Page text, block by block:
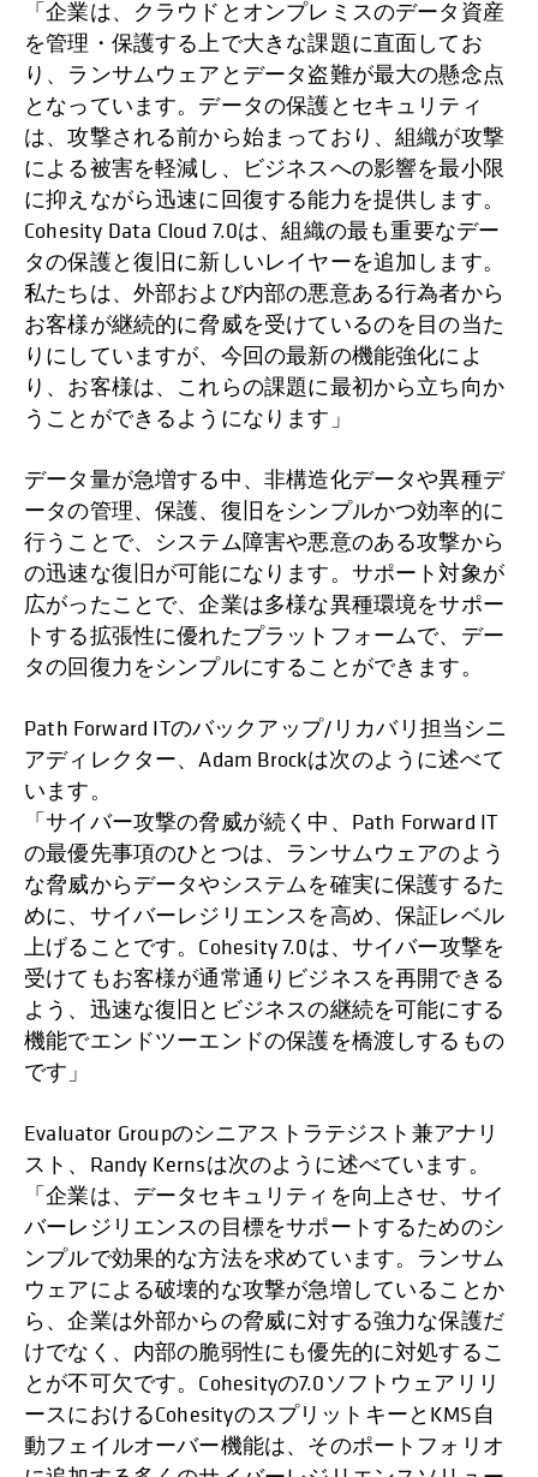
「企業は、クラウドとオンプレミスのデータ資産
を管理・保護する上で大きな課題に直面してお
り、ランサムウェアとデータ盗難が最大の懸念点
となっています。データの保護とセキュリティ
は、攻撃される前から始まっており、組織が攻撃
による被害を軽減し、ビジネスへの影響を最小限
に抑えながら迅速に回復する能力を提供します。
Cohesity Data Cloud 7.0は、組織の最も重要なデー
タの保護と復旧に新しいレイヤーを追加します。
私たちは、外部および内部の悪意ある行為者から
お客様が継続的に脅威を受けているのを目の当た
りにしていますが、今回の最新の機能強化によ
り、お客様は、これらの課題に最初から立ち向か
うことができるようになります」
データ量が急増する中、非構造化データや異種デ
ータの管理、保護、復旧をシンプルかつ効率的に
行うことで、システム障害や悪意のある攻撃から
の迅速な復旧が可能になります。サポート対象が
広がったことで、企業は多様な異種環境をサポー
トする拡張性に優れたプラットフォームで、デー
タの回復力をシンプルにすることができます。
Path Forward ITのバックアップ/リカバリ担当シニ
アディレクター、Adam Brockは次のように述べて
います。
「サイバー攻撃の脅威が続く中、Path Forward IT
の最優先事項のひとつは、ランサムウェアのよう
な脅威からデータやシステムを確実に保護するた
めに、サイバーレジリエンスを高め、保証レベル
上げることです。Cohesity 7.0は、サイバー攻撃を
受けてもお客様が通常通りビジネスを再開できる
よう、迅速な復旧とビジネスの継続を可能にする
機能でエンドツーエンドの保護を橋渡しするもの
です」
Evaluator Groupのシニアストラテジスト兼アナリ
スト、Randy Kernsは次のように述べています。
「企業は、データセキュリティを向上させ、サイ
バーレジリエンスの目標をサポートするためのシ
ンプルで効果的な方法を求めています。ランサム
ウェアによる破壊的な攻撃が急増していることか
ら、企業は外部からの脅威に対する強力な保護だ
けでなく、内部の脆弱性にも優先的に対処するこ
とが不可欠です。Cohesityの7.0ソフトウェアリリ
ースにおけるCohesityのスプリットキーとKMS自
動フェイルオーバー機能は、そのポートフォリオ